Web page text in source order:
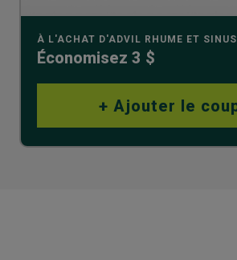
À L'ACHAT D'ADVIL RHUME ET SINUS
Économisez 3 $